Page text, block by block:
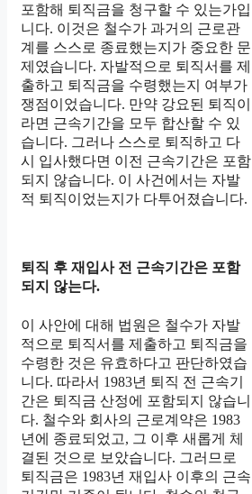
포함해 퇴직금을 청구할 수 있는가입
니다. 이것은 철수가 과거의 근로관
계를 스스로 종료했는지가 중요한 문
제였습니다. 자발적으로 퇴직서를 제
출하고 퇴직금을 수령했는지 여부가
쟁점이었습니다. 만약 강요된 퇴직이
라면 근속기간을 모두 합산할 수 있
습니다. 그러나 스스로 퇴직하고 다
시 입사했다면 이전 근속기간은 포함
되지 않습니다. 이 사건에서는 자발
적 퇴직이었는지가 다투어졌습니다.
퇴직 후 재입사 전 근속기간은 포함
되지 않는다.
이 사안에 대해 법원은 철수가 자발
적으로 퇴직서를 제출하고 퇴직금을
수령한 것은 유효하다고 판단하였습
니다. 따라서 1983년 퇴직 전 근속기
간은 퇴직금 산정에 포함되지 않습니
다. 철수와 회사의 근로계약은 1983
년에 종료되었고, 그 이후 새롭게 체
결된 것으로 보았습니다. 그러므로
퇴직금은 1983년 재입사 이후의 근속